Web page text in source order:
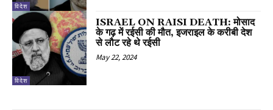
विदेश
विदेश
ISRAEL ON RAISI DEATH: मोसाद
के गढ़ में रईसी की मौत, इजराइल के करीबी देश
से लौट रहे थे रईसी
May 22, 2024